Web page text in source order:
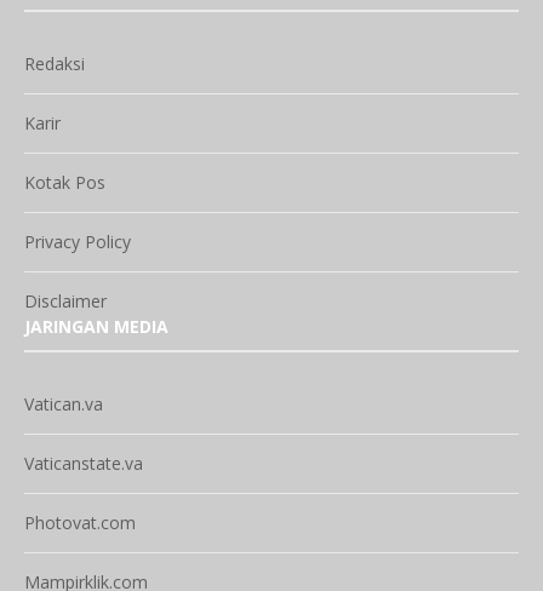
Redaksi
Karir
Kotak Pos
Privacy Policy
Disclaimer
JARINGAN MEDIA
Vatican.va
Vaticanstate.va
Photovat.com
Mampirklik.com